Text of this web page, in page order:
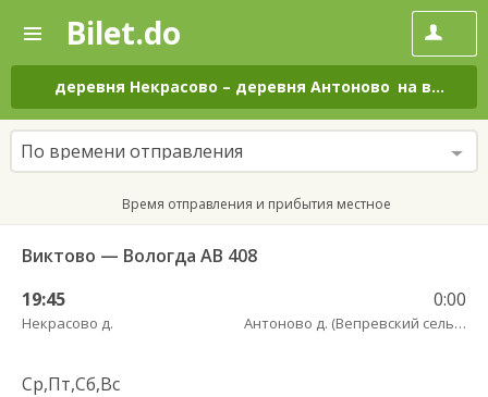
—
Поиск
и
покупка
билетов
на
автобус
онлайн
Bilet.do
деревня Некрасово – деревня Антоново на все дни
По времени отправления
Время отправления и прибытия местное
Виктово — Вологда АВ 408
19:45
Некрасово д.
0:00
Антоново д. (Вепревский сельсовет)
Ср,Пт,Сб,Вс